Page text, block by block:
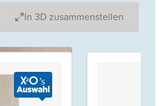
In 3D zusammenstellen